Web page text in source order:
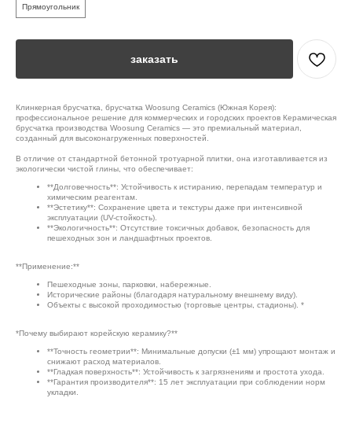
Прямоугольник
заказать
Клинкерная брусчатка, брусчатка Woosung Ceramics (Южная Корея):
профессиональное решение для коммерческих и городских проектов Керамическая
брусчатка производства Woosung Ceramics — это премиальный материал,
созданный для высоконагруженных поверхностей.
В отличие от стандартной бетонной тротуарной плитки, она изготавливается из
экологически чистой глины, что обеспечивает:
**Долговечность**: Устойчивость к истиранию, перепадам температур и
химическим реагентам.
**Эстетику**: Сохранение цвета и текстуры даже при интенсивной
эксплуатации (UV-стойкость).
**Экологичность**: Отсутствие токсичных добавок, безопасность для
пешеходных зон и ландшафтных проектов.
**Применение:**
Пешеходные зоны, парковки, набережные.
Исторические районы (благодаря натуральному внешнему виду).
Объекты с высокой проходимостью (торговые центры, стадионы). *
*Почему выбирают корейскую керамику?**
**Точность геометрии**: Минимальные допуски (±1 мм) упрощают монтаж и
снижают расход материалов.
**Гладкая поверхность**: Устойчивость к загрязнениям и простота ухода.
**Гарантия производителя**: 15 лет эксплуатации при соблюдении норм
укладки.